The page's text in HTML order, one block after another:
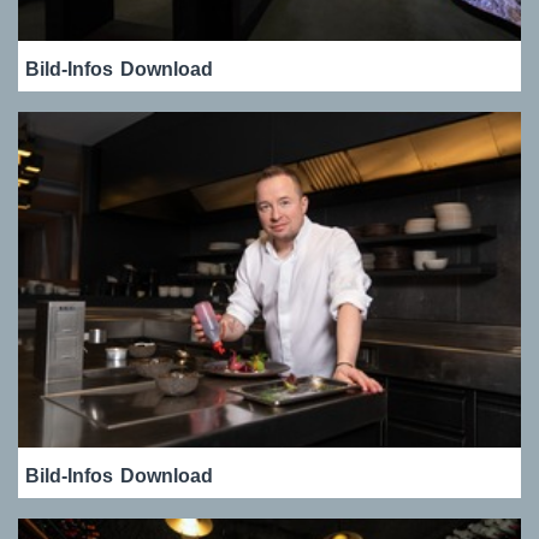
Bild-Infos Download
Bild-Infos Download